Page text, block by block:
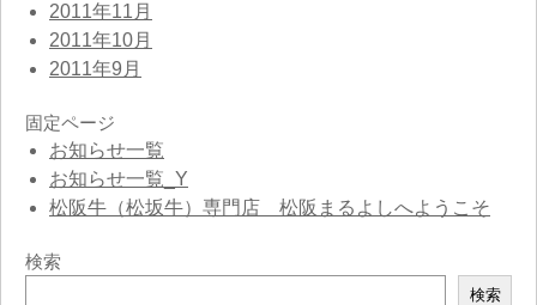
2011年11月
2011年10月
2011年9月
固定ページ
お知らせ一覧
お知らせ一覧_Y
松阪牛（松坂牛）専門店 松阪まるよしへようこそ
検索
検索